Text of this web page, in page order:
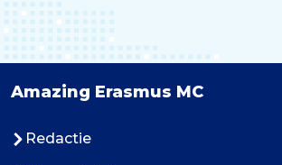
Amazing Erasmus MC
Redactie